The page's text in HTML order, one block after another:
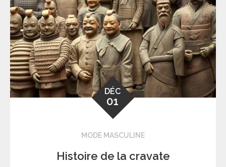
DÉC
01
MODE MASCULINE
Histoire de la cravate